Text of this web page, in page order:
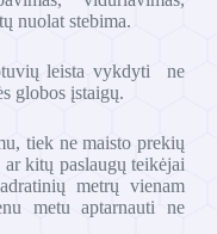
nuolat stebima.
leista vykdyti ne
globos įstaigų.
tiek ne maisto prekių
kitų paslaugų teikėjai
metrų vienam
metu aptarnauti ne